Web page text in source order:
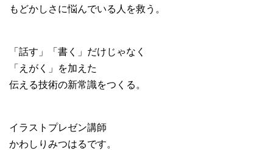
もどかしさに悩んでいる人を救う。
「話す」「書く」だけじゃなく
「えがく」を加えた
伝える技術の新常識をつくる。
イラストプレゼン講師
かわしりみつはるです。